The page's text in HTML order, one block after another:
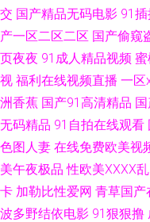
av不卡在线电影网 先锋影音
天堂 91精东久久 久久蜜桃成
麻豆日B在线视频 91素人约
国产精品 1024伦理片 九1入
强操 91黄色在线观看 91理论
交 国产精品无码电影 91
产一区二区二区 国产偷窥
页夜夜 91成人精品视频
视 福利在线视频直播 一区
洲香蕉 国产91高清精品
无码精品 91自拍在线观看
色图人妻 在线免费欧美视
美午夜极品 性欧美ⅩⅩⅩⅩ乱
卡 加勒比性爱网 青草国产
波多野结依电影 91狠狠撸